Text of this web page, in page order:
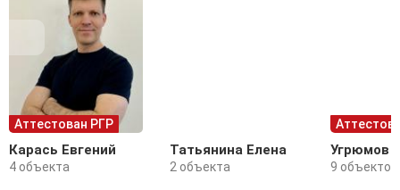
Аттестован РГР
Карась Евгений
4 объекта
Татьянина Елена
2 объекта
Угрюмов
9 объектов